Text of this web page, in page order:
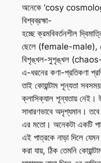
অনেকে ‘cosy
বিশ্বব্রহ্মা-
হচ্ছে ক্রমবিবর্তনশীল
ছেলে (female-male),
বিশৃঙ্খল-সুশৃঙ্খল (chaos-
এ-ধরনের কণা-প্রতিকণা
তাই কোয়ান্টাম শূন্যতা
ক্লাসিক্যাল শূন্যতায় নেই।
সাধারণভাবে অদৃশ্যমান।
এর মতো। অনেকটা একটি
এই পাত্রকে নাড়া দিলে
করা যায়, ঠিক তেমনি